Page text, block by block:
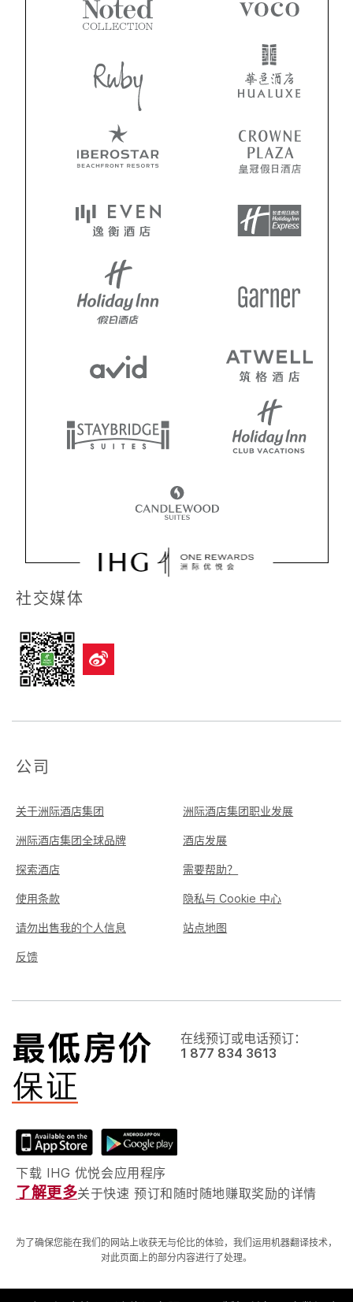
社交媒体
公司
关于洲际酒店集团 洲际酒店集团职业发展
洲际酒店集团全球品牌 酒店发展
探索酒店 需要帮助？
使用条款 隐私与 Cookie 中心
请勿出售我的个人信息 站点地图
反馈
在线预订或电话预订：
1 877 834 3613
下载 IHG 优悦会应用程序
了解更多关于快速 预订和随时随地赚取奖励的详情
为了确保您能在我们的网站上收获无与伦比的体验，我们运用机器翻译技术，
对此页面上的部分内容进行了处理。